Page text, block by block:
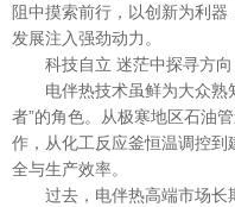
阻中摸索前行，以创新为利
发展注入强劲动力。
科技自立 迷茫中探寻方向
电伴热技术虽鲜为大众熟
者”的角色。从极寒地区石油
作，从化工反应釜恒温调控
全与生产效率。
过去，电伴热高端市场长